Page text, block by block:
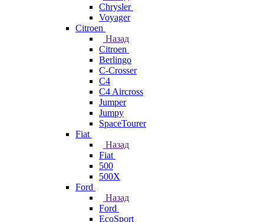
Chrysler
Voyager
Citroen
Назад
Citroen
Berlingo
C-Crosser
C4
C4 Aircross
Jumper
Jumpy
SpaceTourer
Fiat
Назад
Fiat
500
500X
Ford
Назад
Ford
EcoSport